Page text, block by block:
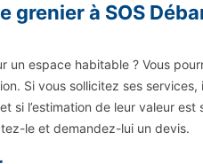
grenier à SOS
espace habitable ? Vous
Si vous sollicitez ses
si l’estimation de leur valeur
le et demandez-lui un devis.